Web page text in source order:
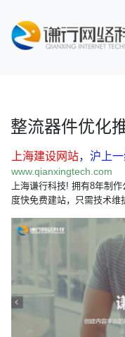
整流器件优化
上海建设网站，沪上
www.qianxingtech.com
上海谦行科技! 拥有8年制
度快免费建站，只需技术